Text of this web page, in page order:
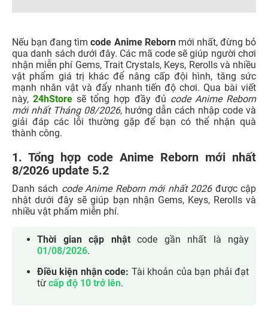
Nếu bạn đang tìmcode Anime Rebornmới nhất, đừng bỏ
qua danh sách dưới đây. Các mã code sẽ giúp người chơi
nhận miễn phí Gems, Trait Crystals, Keys, Rerolls và nhiều
vật phẩm giá trị khác để nâng cấp đội hình, tăng sức
mạnh nhân vật và đẩy nhanh tiến độ chơi. Qua bài viết
này,24hStore sẽ tổng hợp đầy đủ code Anime Reborn
mới nhất Tháng 08/2026, hướng dẫn cách nhập code và
giải đáp các lỗi thường gặp để bạn có thể nhận quà
thành công.
1. Tổng hợp code Anime Reborn mới nhất
8/2026 update 5.2
Danh sách code Anime Reborn mới nhất 2026được cập
nhật dưới đây sẽ giúp bạn nhận Gems, Keys, Rerolls và
nhiều vật phẩm miễn phí.
Thời gian cập nhậtcode gần nhất là ngày
01/08/2026.
Điều kiện nhận code: Tài khoản của bạn phải đạt
từ cấp độ 10 trở lên.